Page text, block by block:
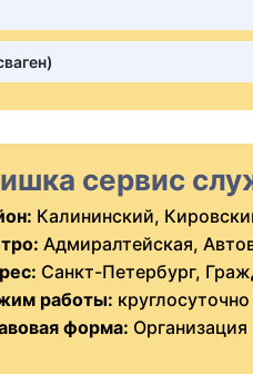
сервис
Калининский,
Адмиралтейская,
Санкт-Петербург,
работы: круглосуточно
форма: Организация